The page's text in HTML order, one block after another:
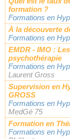
formation ?
Formations en
À la découverte
Formations en
EMDR - IMO :
psychothérapie
Formations en
Laurent Gross
Supervision en
GROSS
Formations en
MedGé 75
Formation en
Formations en